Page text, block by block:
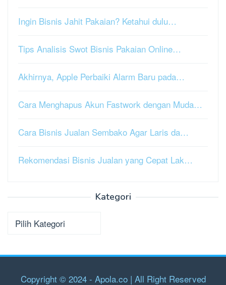
Ingin Bisnis Jahit Pakaian? Ketahui dulu…
Tips Analisis Swot Bisnis Pakaian Online…
Akhirnya, Apple Perbaiki Alarm Baru pada…
Cara Menghapus Akun Fastwork dengan Muda…
Cara Bisnis Jualan Sembako Agar Laris da…
Rekomendasi Bisnis Jualan yang Cepat Lak…
Kategori
Kategori
Copyright © 2024 - Apola.co | All Right Reserved